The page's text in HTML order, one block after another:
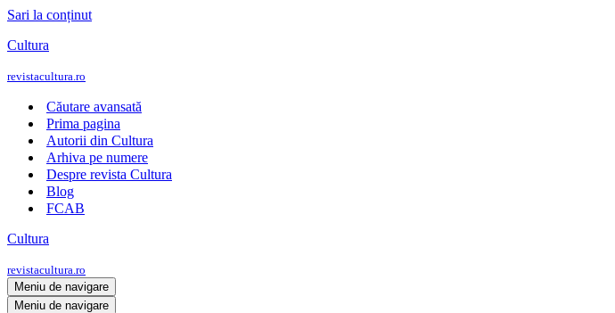
Sari la conținut
Cultura
revistacultura.ro
Căutare avansată
Prima pagina
Autorii din Cultura
Arhiva pe numere
Despre revista Cultura
Blog
FCAB
Cultura
revistacultura.ro
Meniu de navigare
Meniu de navigare